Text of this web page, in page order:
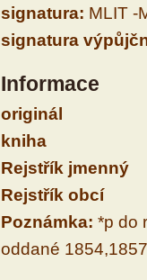
signatura: MLIT -
signatura
Informace
originál
kniha
Rejstřík jmenný
Rejstřík obcí
Poznámka: *p do
oddané 1854,1857